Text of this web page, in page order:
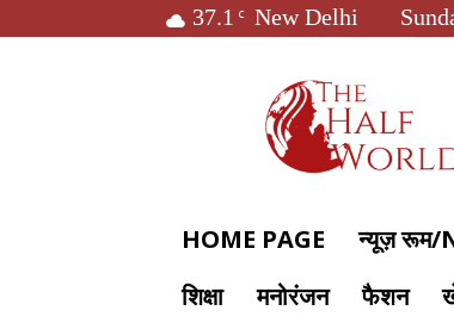
37.1 C New Delhi
World
HOME PAGE न्यूज़ रूम/
शिक्षा
मनोरंजन फैशन